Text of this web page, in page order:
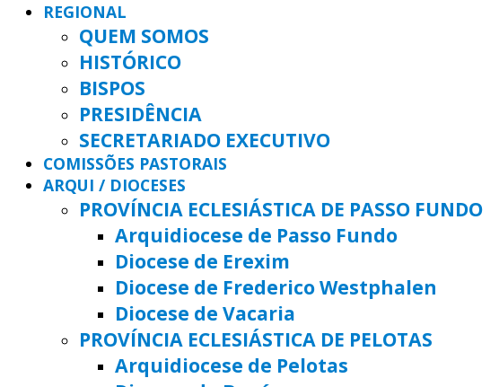
REGIONAL
QUEM SOMOS
HISTÓRICO
BISPOS
PRESIDÊNCIA
SECRETARIADO EXECUTIVO
COMISSÕES PASTORAIS
ARQUI / DIOCESES
PROVÍNCIA ECLESIÁSTICA DE PASSO FUNDO
Arquidiocese de Passo Fundo
Diocese de Erexim
Diocese de Frederico Westphalen
Diocese de Vacaria
PROVÍNCIA ECLESIÁSTICA DE PELOTAS
Arquidiocese de Pelotas